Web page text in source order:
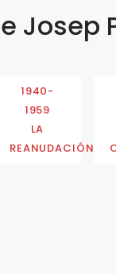
Josep
1940-
1959
LA
REANUDACIÓN